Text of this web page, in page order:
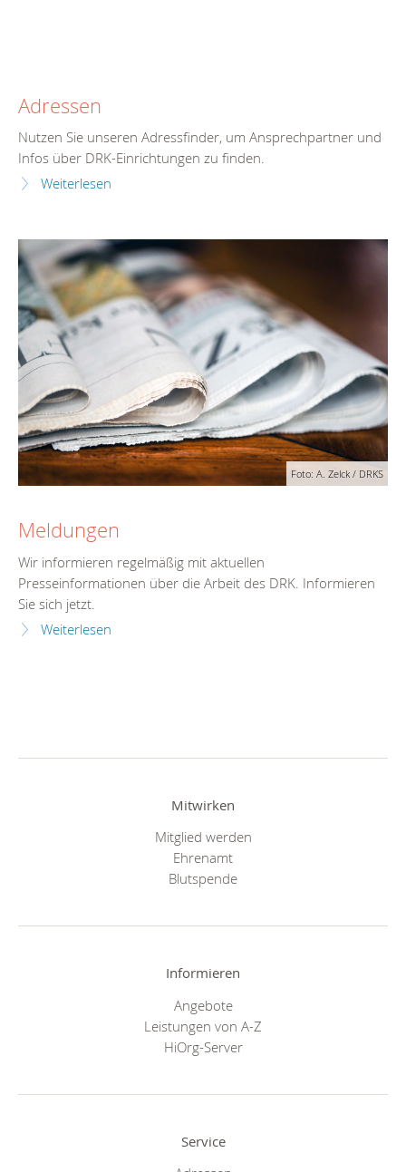
Adressen
Nutzen Sie unseren Adressfinder, um Ansprechpartner und
Infos über DRK-Einrichtungen zu finden.
Weiterlesen
Foto: A. Zelck / DRKS
Meldungen
Wir informieren regelmäßig mit aktuellen
Presseinformationen über die Arbeit des DRK. Informieren
Sie sich jetzt.
Weiterlesen
Mitwirken
Mitglied werden
Ehrenamt
Blutspende
Informieren
Angebote
Leistungen von A-Z
HiOrg-Server
Service